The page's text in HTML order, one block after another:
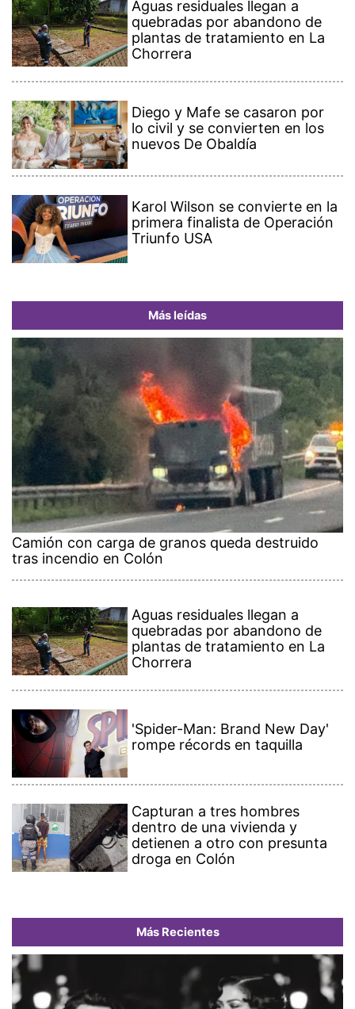
Aguas residuales llegan a
quebradas por abandono de
plantas de tratamiento en La
Chorrera
Diego y Mafe se casaron por
lo civil y se convierten en los
nuevos De Obaldía
Karol Wilson se convierte en la
primera finalista de Operación
Triunfo USA
Más leídas
Camión con carga de granos queda destruido
tras incendio en Colón
Aguas residuales llegan a
quebradas por abandono de
plantas de tratamiento en La
Chorrera
'Spider-Man: Brand New Day'
rompe récords en taquilla
Capturan a tres hombres
dentro de una vivienda y
detienen a otro con presunta
droga en Colón
Más Recientes